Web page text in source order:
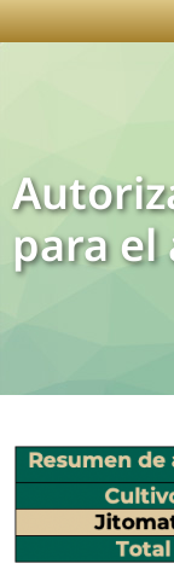
para el